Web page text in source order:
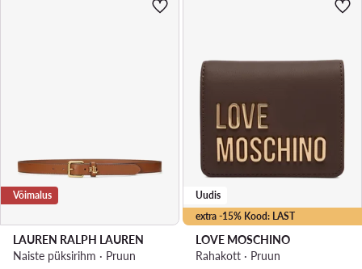
Võimalus
LAUREN RALPH LAUREN
Naiste püksirihm · Pruun
extra -15% Kood: LAST
Uudis
LOVE MOSCHINO
Rahakott · Pruun